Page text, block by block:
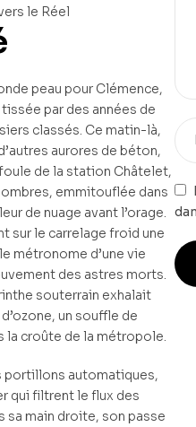
le Réel
peau pour Clémence,
par des années de
classés. Ce matin-là,
aurores de béton,
de la station Châtelet,
emmitouflée dans
de nuage avant l’orage.
sur le carrelage froid une
métronome d’une vie
des astres morts.
souterrain exhalait
un souffle de
la croûte de la métropole.
portillons automatiques,
qui filtrent le flux des
sa main droite, son passe